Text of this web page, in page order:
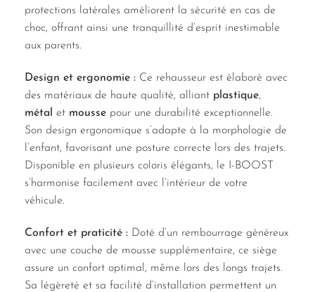
protections latérales améliorent la sécurité en cas de
choc, offrant ainsi une tranquillité d’esprit inestimable
aux parents.
Design et ergonomie : Ce rehausseur est élaboré avec
des matériaux de haute qualité, alliant plastique,
métal
et mousse pour une durabilité exceptionnelle.
Son design ergonomique s’adapte à la morphologie de
l’enfant, favorisant une posture correcte lors des trajets.
Disponible en plusieurs coloris élégants, le I-BOOST
s’harmonise facilement avec l’intérieur de votre
véhicule.
Confort et praticité : Doté d’un rembourrage généreux
avec une couche de mousse supplémentaire, ce siège
assure un confort optimal, même lors des longs trajets.
Sa légèreté et sa facilité d’installation permettent un